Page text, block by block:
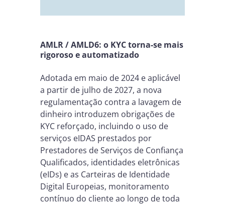
AMLR / AMLD6: o KYC torna-se mais
rigoroso e automatizado
Adotada em maio de 2024 e aplicável
a partir de julho de 2027, a nova
regulamentação contra a lavagem de
dinheiro introduzem obrigações de
KYC reforçado, incluindo o uso de
serviços eIDAS prestados por
Prestadores de Serviços de Confiança
Qualificados, identidades eletrônicas
(eIDs) e as Carteiras de Identidade
Digital Europeias, monitoramento
contínuo do cliente ao longo de toda